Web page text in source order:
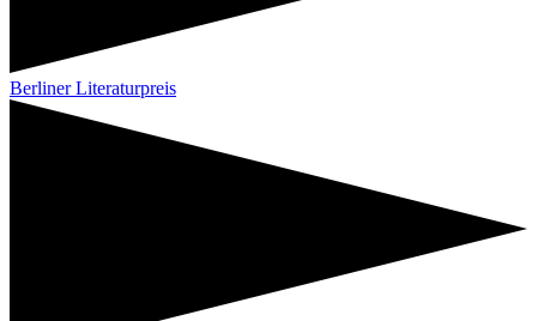
Berliner Literaturpreis